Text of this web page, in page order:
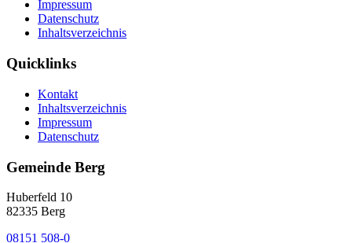
Impressum
Datenschutz
Inhaltsverzeichnis
Quicklinks
Kontakt
Inhaltsverzeichnis
Impressum
Datenschutz
Gemeinde Berg
Huberfeld 10
82335 Berg
08151 508-0